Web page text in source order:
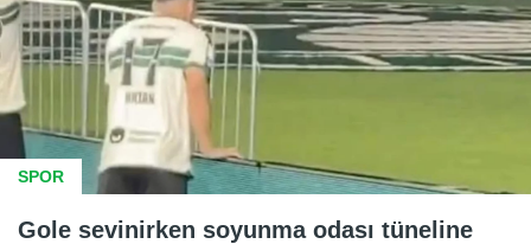
SPOR
Gole sevinirken soyunma odası tüneline